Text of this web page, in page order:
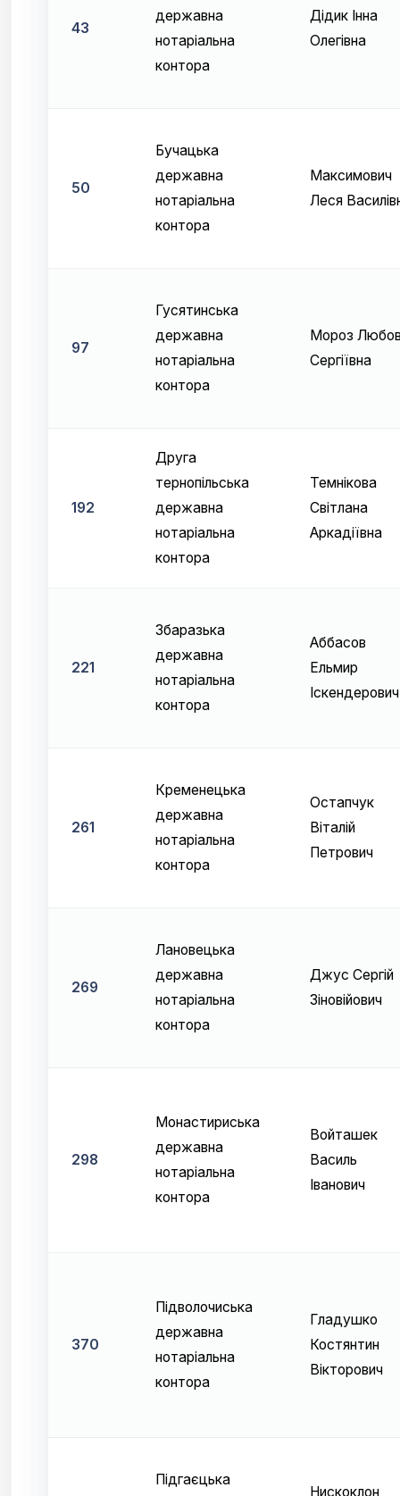
43
державна
нотаріальна
контора
Дідик Інна
Олегівна
50
Бучацька
державна
нотаріальна
контора
Максимович
Леся
97
Гусятинська
державна
нотаріальна
контора
Мороз
Сергіївна
192
Друга
тернопільська
державна
нотаріальна
контора
Темнікова
Світлана
Аркадіївна
221
Збаразька
державна
нотаріальна
контора
Аббасов
Ельмир
Іскендерович
261
Кременецька
державна
нотаріальна
контора
Остапчук
Віталій
Петрович
269
Лановецька
державна
нотаріальна
контора
Джус Сергій
Зіновійович
298
Монастириська
державна
нотаріальна
контора
Войташек
Василь
Іванович
370
Підволочиська
державна
нотаріальна
контора
Гладушко
Костянтин
Вікторович
Підгаєцька
Нискоклон